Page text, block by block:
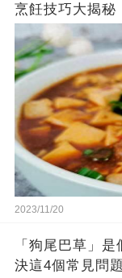
烹飪技巧大揭秘
2023/11/20
「狗尾巴草」
決這4個常見問題